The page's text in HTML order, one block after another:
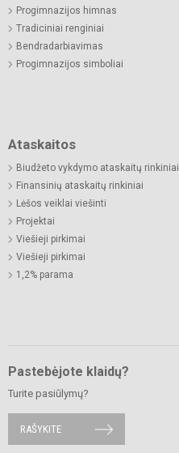
Progimnazijos himnas
Tradiciniai renginiai
Bendradarbiavimas
Progimnazijos simboliai
Ataskaitos
Biudžeto vykdymo ataskaitų rinkiniai
Finansinių ataskaitų rinkiniai
Lėšos veiklai viešinti
Projektai
Viešieji pirkimai
Viešieji pirkimai
1,2% parama
Pastebėjote klaidų?
Turite pasiūlymų?
RAŠYKITE